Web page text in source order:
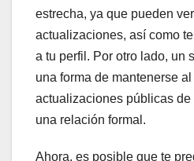
estrecha, ya que pueden
actualizaciones, así como
a tu perfil. Por otro lado, un
una forma de mantenerse
actualizaciones públicas
una relación formal.
Ahora, es posible que te